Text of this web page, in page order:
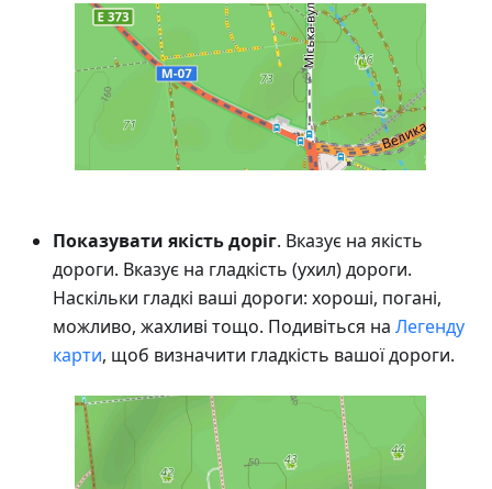
Показувати якість доріг. Вказує на якість
дороги. Вказує на гладкість (ухил) дороги.
Наскільки гладкі ваші дороги: хороші, погані,
можливо, жахливі тощо. Подивіться на Легенду
карти, щоб визначити гладкість вашої дороги.